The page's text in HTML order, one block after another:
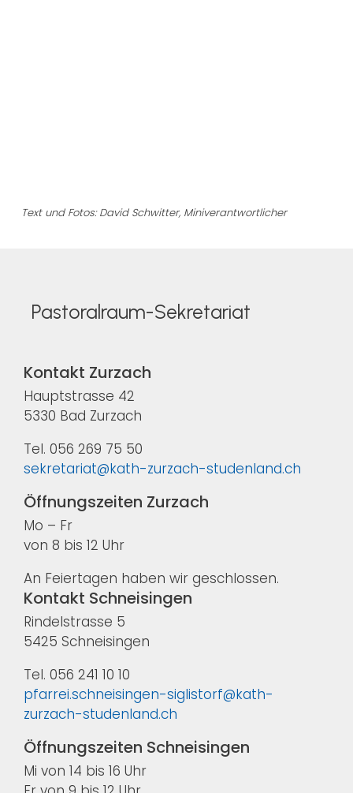
Text und Fotos: David Schwitter, Miniverantwortlicher
Pastoralraum-Sekretariat
Kontakt Zurzach
Hauptstrasse 42
5330 Bad Zurzach
Tel. 056 269 75 50
sekretariat@kath-zurzach-studenland.ch
Öffnungszeiten Zurzach
Mo – Fr
von 8 bis 12 Uhr
An Feiertagen haben wir geschlossen.
Kontakt Schneisingen
Rindelstrasse 5
5425 Schneisingen
Tel. 056 241 10 10
pfarrei.schneisingen-siglistorf@kath-
zurzach-studenland.ch
Öffnungszeiten Schneisingen
Mi von 14 bis 16 Uhr